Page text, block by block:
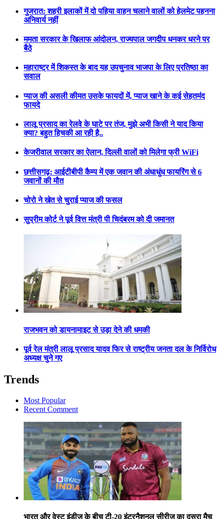
गुजरात: शहरी इलाकों में दो पहिया वाहन चलाने वालों को हेलमेट पहनना
अनिवार्य नहीं
ममता सरकार के खिलाफ आंदोलन, राज्यपाल जगदीप धनकर धरने पर
बैठे
महाराष्ट्र में शिकस्त के बाद यह उपचुनाव भाजपा के लिए प्रतिष्ठा का
सवाल
प्याज की असली कीमत उसके फायदों में, प्याज खाने के कई सेहतमंद
फायदे
लालू प्रसाद का रेलवे के घाटे पर तंज, मुझे अभी किसी ने याद किया
क्या? बहुत हिचकी आ रही है..
केजरीवाल सरकार का ऐलान, दिल्ली वालों को मिलेगा फ्री WiFi
छत्तीसगढ़: आईटीबीपी कैम्प में एक जवान की अंधाधुंध फायरिंग से 6
जवानों की मौत
चोरो ने खेत से चुराई प्याज की फसल
सुप्रीम कोर्ट ने पूर्व वित्त मंत्री पी चिदंबरम को दी जमानत
राजभवन को डायनामाइट से उड़ा देने की धमकी
पूर्व रेल मंत्री लालू प्रसाद यादव फिर से राष्ट्रीय जनता दल के निर्विरोध
अध्यक्ष चुने गए
Trends
Most Popular
Recent Comment
भारत और वेस्ट इंडीज के बीच टी-20 इंटरनैशनल सीरीज का दूसरा मैच